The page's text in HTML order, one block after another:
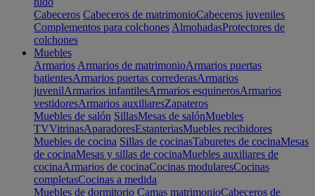
Cabeceros Cabeceros de matrimonioCabeceros juveniles
Complementos para colchones AlmohadasProtectores de
colchones
Muebles
Armarios Armarios de matrimonioArmarios puertas
batientesArmarios puertas correderasArmarios
juvenilArmarios infantilesArmarios esquinerosArmarios
vestidoresArmarios auxiliaresZapateros
Muebles de salón SillasMesas de salónMuebles
TVVitrinasAparadoresEstanteriasMuebles recibidores
Muebles de cocina Sillas de cocinasTaburetes de cocinaMesas
de cocinaMesas y sillas de cocinaMuebles auxiliares de
cocinaArmarios de cocinaCocinas modularesCocinas
completasCocinas a medida
Muebles de dormitorio Camas matrimonioCabeceros de